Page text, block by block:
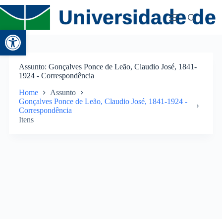
Abrir a barra de ferramentas
Assunto Gonçalves Ponce de Leão, Claudio José, 1841-
1924 - Correspondência
Home
Assunto
Gonçalves Ponce de Leão, Claudio José, 1841-1924 -
Correspondência
Itens